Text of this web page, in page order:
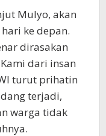
Mulyo, akan
ke depan.
dirasakan
dari insan
turut prihatin
terjadi,
warga tidak